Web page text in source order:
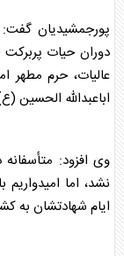
پورجمشیدیان
دوران حیات پربرکت
عالیات، حرم مطهر
اباعبدالله الحسین
وی افزود:
نشد، اما
ایام شهادتشان به